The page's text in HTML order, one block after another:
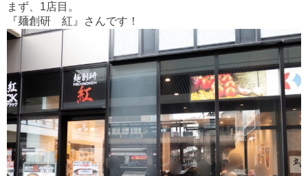
まず、1店目。
『麺創研 紅』さんです！